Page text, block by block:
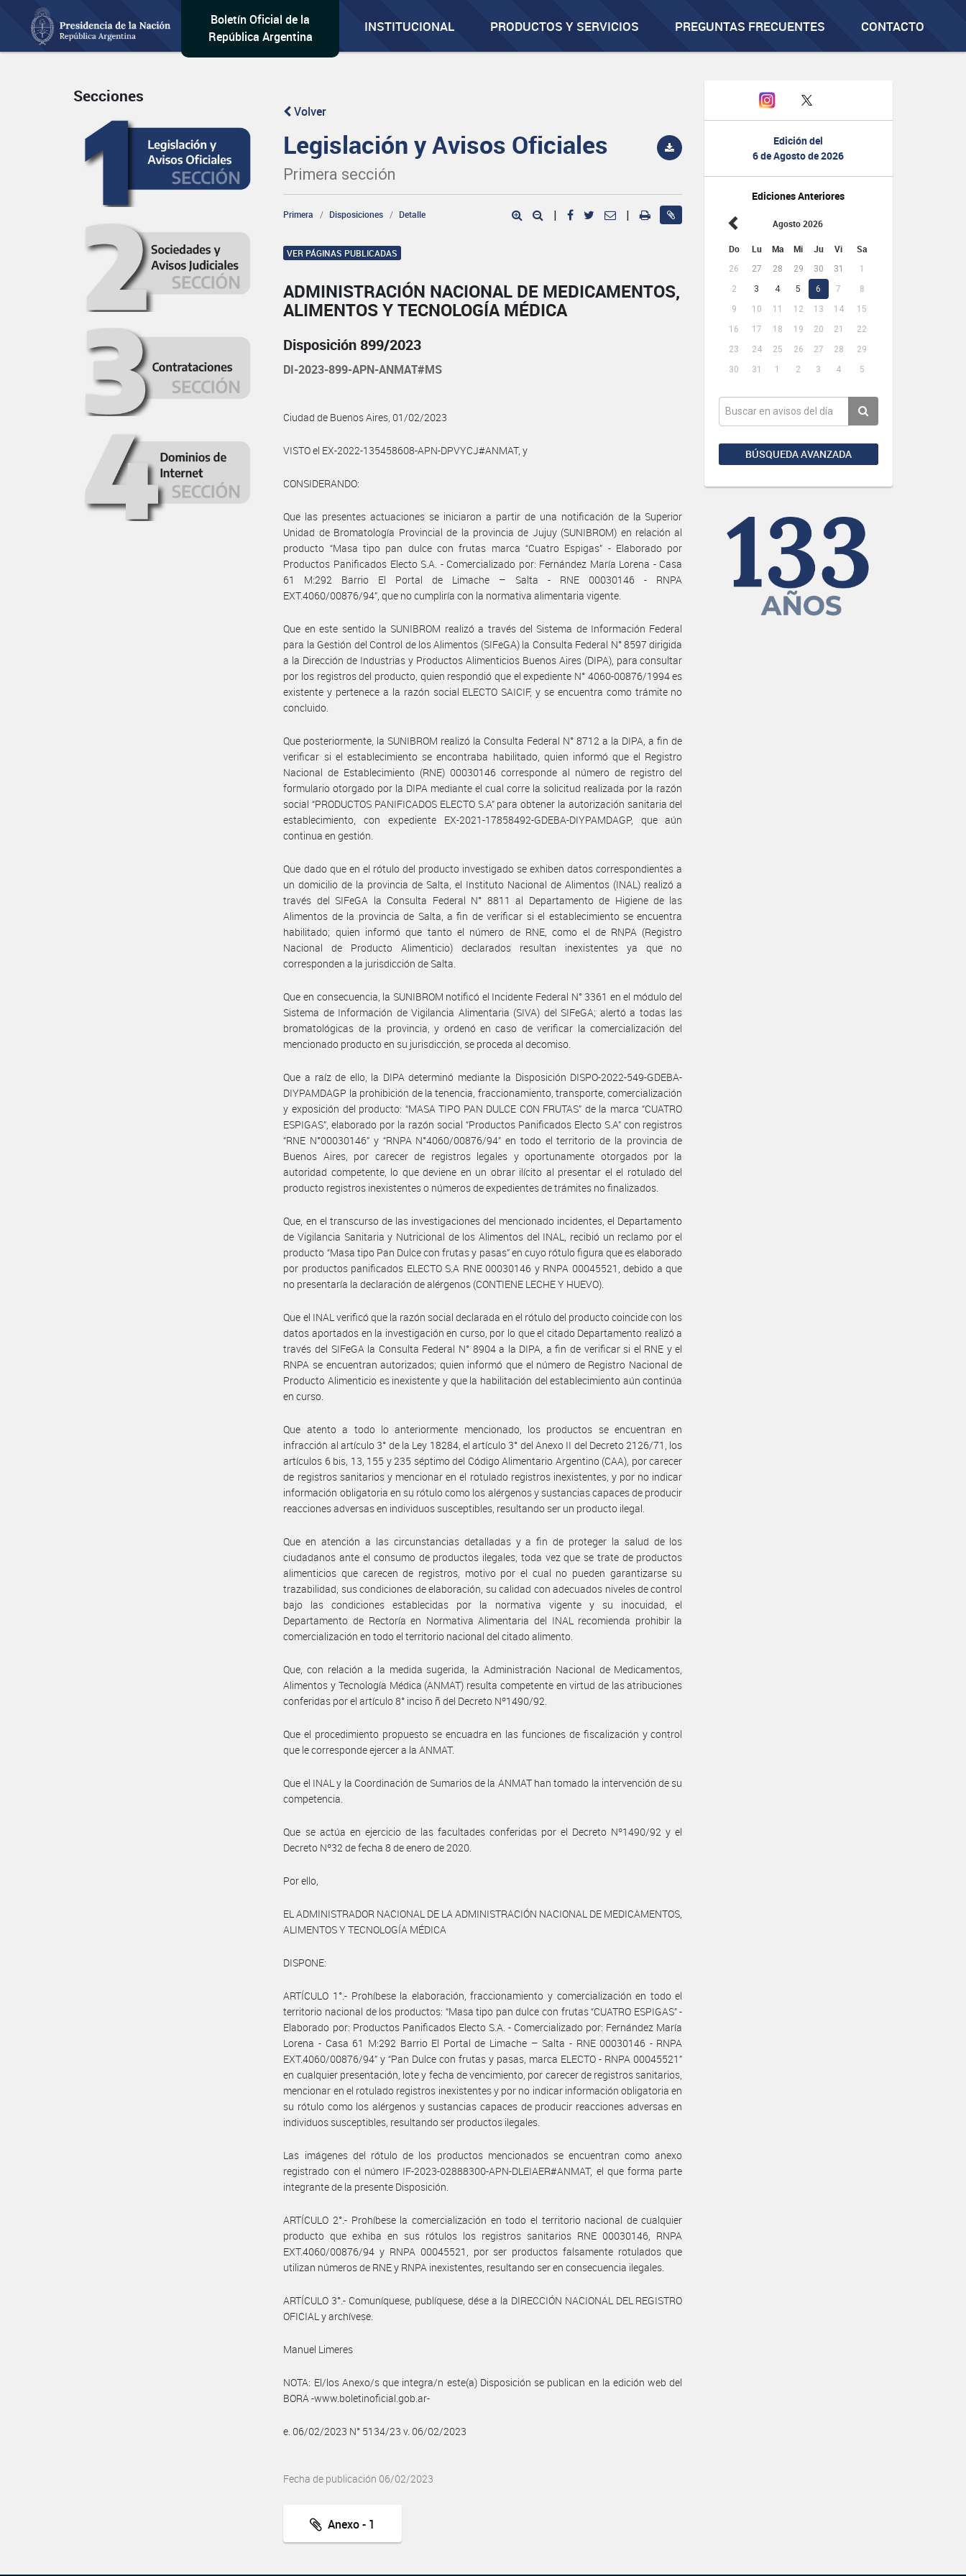
Boletín Oficial de la
República Argentina
INSTITUCIONAL PRODUCTOS Y SERVICIOS PREGUNTAS FRECUENTES CONTACTO
Edición del
6 de Agosto de 2026
Ediciones Anteriores
Agosto 2026
Do Lu Ma Mi Ju Vi Sa
26 27 28 29 30 31
1
2
3 4 5 6 7
8
9
10 11 12 13 14
15
16
17 18 19 20 21
22
23
24 25 26 27 28
29
30
31 1 2 3 4 5
BÚSQUEDA AVANZADA
Secciones
Volver
Legislación y Avisos Oficiales
Primera sección
Primera Disposiciones Detalle | |
VER PÁGINAS PUBLICADAS
ADMINISTRACIÓN NACIONAL DE MEDICAMENTOS,
ALIMENTOS Y TECNOLOGÍA MÉDICA
Disposición 899/2023
DI-2023-899-APN-ANMAT#MS
Ciudad de Buenos Aires, 01/02/2023
VISTO el EX-2022-135458608-APN-DPVYCJ#ANMAT, y
CONSIDERANDO:
Que las presentes actuaciones se iniciaron a partir de una notificación de la Superior
Unidad de Bromatología Provincial de la provincia de Jujuy (SUNIBROM) en relación al
producto “Masa tipo pan dulce con frutas marca “Cuatro Espigas” - Elaborado por
Productos Panificados Electo S.A. - Comercializado por: Fernández María Lorena - Casa
61 M:292 Barrio El Portal de Limache – Salta - RNE 00030146 - RNPA
EXT.4060/00876/94”, que no cumpliría con la normativa alimentaria vigente.
Que en este sentido la SUNIBROM realizó a través del Sistema de Información Federal
para la Gestión del Control de los Alimentos (SIFeGA) la Consulta Federal N° 8597 dirigida
a la Dirección de Industrias y Productos Alimenticios Buenos Aires (DIPA), para consultar
por los registros del producto, quien respondió que el expediente N° 4060-00876/1994 es
existente y pertenece a la razón social ELECTO SAICIF, y se encuentra como trámite no
concluido.
Que posteriormente, la SUNIBROM realizó la Consulta Federal N° 8712 a la DIPA, a fin de
verificar si el establecimiento se encontraba habilitado, quien informó que el Registro
Nacional de Establecimiento (RNE) 00030146 corresponde al número de registro del
formulario otorgado por la DIPA mediante el cual corre la solicitud realizada por la razón
social “PRODUCTOS PANIFICADOS ELECTO S.A” para obtener la autorización sanitaria del
establecimiento, con expediente EX-2021-17858492-GDEBA-DIYPAMDAGP, que aún
continua en gestión.
Que dado que en el rótulo del producto investigado se exhiben datos correspondientes a
un domicilio de la provincia de Salta, el Instituto Nacional de Alimentos (INAL) realizó a
través del SIFeGA la Consulta Federal N° 8811 al Departamento de Higiene de las
Alimentos de la provincia de Salta, a fin de verificar si el establecimiento se encuentra
habilitado; quien informó que tanto el número de RNE, como el de RNPA (Registro
Nacional de Producto Alimenticio) declarados resultan inexistentes ya que no
corresponden a la jurisdicción de Salta.
Que en consecuencia, la SUNIBROM notificó el Incidente Federal N° 3361 en el módulo del
Sistema de Información de Vigilancia Alimentaria (SIVA) del SIFeGA; alertó a todas las
bromatológicas de la provincia, y ordenó en caso de verificar la comercialización del
mencionado producto en su jurisdicción, se proceda al decomiso.
Que a raíz de ello, la DIPA determinó mediante la Disposición DISPO-2022-549-GDEBA-
DIYPAMDAGP la prohibición de la tenencia, fraccionamiento, transporte, comercialización
y exposición del producto: “MASA TIPO PAN DULCE CON FRUTAS” de la marca “CUATRO
ESPIGAS”, elaborado por la razón social “Productos Panificados Electo S.A” con registros
“RNE N°00030146” y “RNPA N°4060/00876/94” en todo el territorio de la provincia de
Buenos Aires, por carecer de registros legales y oportunamente otorgados por la
autoridad competente, lo que deviene en un obrar ilícito al presentar el el rotulado del
producto registros inexistentes o números de expedientes de trámites no finalizados.
Que, en el transcurso de las investigaciones del mencionado incidentes, el Departamento
de Vigilancia Sanitaria y Nutricional de los Alimentos del INAL, recibió un reclamo por el
producto “Masa tipo Pan Dulce con frutas y pasas” en cuyo rótulo figura que es elaborado
por productos panificados ELECTO S.A RNE 00030146 y RNPA 00045521, debido a que
no presentaría la declaración de alérgenos (CONTIENE LECHE Y HUEVO).
Que el INAL verificó que la razón social declarada en el rótulo del producto coincide con los
datos aportados en la investigación en curso, por lo que el citado Departamento realizó a
través del SIFeGA la Consulta Federal N° 8904 a la DIPA, a fin de verificar si el RNE y el
RNPA se encuentran autorizados; quien informó que el número de Registro Nacional de
Producto Alimenticio es inexistente y que la habilitación del establecimiento aún continúa
en curso.
Que atento a todo lo anteriormente mencionado, los productos se encuentran en
infracción al artículo 3° de la Ley 18284, el artículo 3° del Anexo II del Decreto 2126/71, los
artículos 6 bis, 13, 155 y 235 séptimo del Código Alimentario Argentino (CAA), por carecer
de registros sanitarios y mencionar en el rotulado registros inexistentes, y por no indicar
información obligatoria en su rótulo como los alérgenos y sustancias capaces de producir
reacciones adversas en individuos susceptibles, resultando ser un producto ilegal.
Que en atención a las circunstancias detalladas y a fin de proteger la salud de los
ciudadanos ante el consumo de productos ilegales, toda vez que se trate de productos
alimenticios que carecen de registros, motivo por el cual no pueden garantizarse su
trazabilidad, sus condiciones de elaboración, su calidad con adecuados niveles de control
bajo las condiciones establecidas por la normativa vigente y su inocuidad, el
Departamento de Rectoría en Normativa Alimentaria del INAL recomienda prohibir la
comercialización en todo el territorio nacional del citado alimento.
Que, con relación a la medida sugerida, la Administración Nacional de Medicamentos,
Alimentos y Tecnología Médica (ANMAT) resulta competente en virtud de las atribuciones
conferidas por el artículo 8° inciso ñ del Decreto Nº1490/92.
Que el procedimiento propuesto se encuadra en las funciones de fiscalización y control
que le corresponde ejercer a la ANMAT.
Que el INAL y la Coordinación de Sumarios de la ANMAT han tomado la intervención de su
competencia.
Que se actúa en ejercicio de las facultades conferidas por el Decreto Nº1490/92 y el
Decreto Nº32 de fecha 8 de enero de 2020.
Por ello,
EL ADMINISTRADOR NACIONAL DE LA ADMINISTRACIÓN NACIONAL DE MEDICAMENTOS,
ALIMENTOS Y TECNOLOGÍA MÉDICA
DISPONE:
ARTÍCULO 1°.- Prohíbese la elaboración, fraccionamiento y comercialización en todo el
territorio nacional de los productos: “Masa tipo pan dulce con frutas “CUATRO ESPIGAS” -
Elaborado por: Productos Panificados Electo S.A. - Comercializado por: Fernández María
Lorena - Casa 61 M:292 Barrio El Portal de Limache – Salta - RNE 00030146 - RNPA
EXT.4060/00876/94” y “Pan Dulce con frutas y pasas, marca ELECTO - RNPA 00045521”
en cualquier presentación, lote y fecha de vencimiento, por carecer de registros sanitarios,
mencionar en el rotulado registros inexistentes y por no indicar información obligatoria en
su rótulo como los alérgenos y sustancias capaces de producir reacciones adversas en
individuos susceptibles, resultando ser productos ilegales.
Las imágenes del rótulo de los productos mencionados se encuentran como anexo
registrado con el número IF-2023-02888300-APN-DLEIAER#ANMAT, el que forma parte
integrante de la presente Disposición.
ARTÍCULO 2°.- Prohíbese la comercialización en todo el territorio nacional de cualquier
producto que exhiba en sus rótulos los registros sanitarios RNE 00030146, RNPA
EXT.4060/00876/94 y RNPA 00045521, por ser productos falsamente rotulados que
utilizan números de RNE y RNPA inexistentes, resultando ser en consecuencia ilegales.
ARTÍCULO 3°.- Comuníquese, publíquese, dése a la DIRECCIÓN NACIONAL DEL REGISTRO
OFICIAL y archívese.
Manuel Limeres
NOTA: El/los Anexo/s que integra/n este(a) Disposición se publican en la edición web del
BORA -www.boletinoficial.gob.ar-
e. 06/02/2023 N° 5134/23 v. 06/02/2023
Fecha de publicación 06/02/2023
Anexo - 1